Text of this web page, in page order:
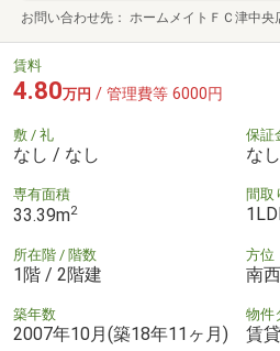
お問い合わせ先 ホームメイトＦＣ津中
賃料
4.80万円 / 管理費等 6000円
敷 / 礼
なし / なし
保証
なし
専有面積
33.39m2
間取
所在階 / 階数
1階 / 2階建
方位
南西
築年数
2007年10月(築18年11ヶ月)
物件
賃